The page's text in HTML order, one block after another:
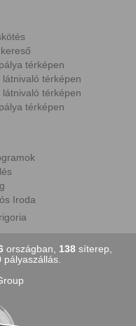
térképen
térképen
térképen
térképen
Iroda
országban, 138 síterep,
pályaszállás.